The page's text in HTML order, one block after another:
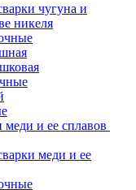
чугуна и
никеля
и ее сплавов
меди и ее